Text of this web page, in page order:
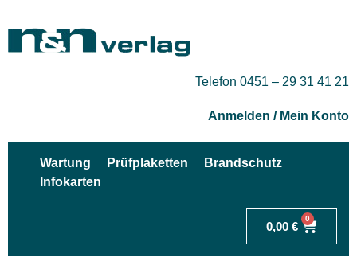
Telefon 0451 – 29 31 41 21
Anmelden / Mein Konto
Wartung Prüfplaketten
Brandschutz
Infokarten
0,00 €
0